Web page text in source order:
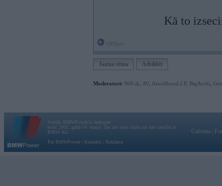
Kā to
Jauna tēma Atbildēt
Moderatori: 968-jk AV AiwaShuraLLP, BigArchi
Vortāls BMWPower.lv darbojas
kopš 2002. gada 14. maija. Tas nav auto klubs un nav saistīts ar
BMW AG.
Par BMWPower
Kontakti Reklāma
Galvena